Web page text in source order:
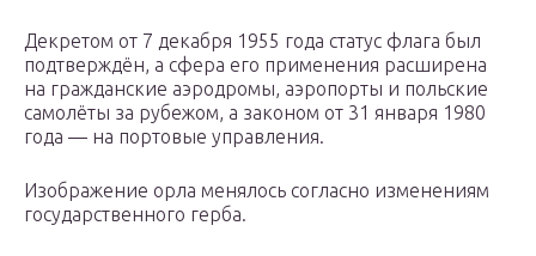
Декретом от 7 декабря 1955 года статус флага был
подтверждён, а сфера его применения расширена
на гражданские аэродромы, аэропорты и польские
самолёты за рубежом, а законом от 31 января 1980
года — на портовые управления.
Изображение орла менялось согласно изменениям
государственного герба.